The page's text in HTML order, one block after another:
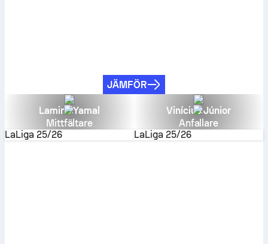
JÄMFÖR
Lamine Yamal
Mittfältare
LaLiga 25/26
Vinícius Júnior
Anfallare
LaLiga 25/26